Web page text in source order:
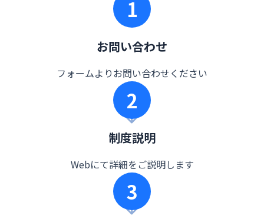
1
お問い合わせ
フォームよりお問い合わせください
2
制度説明
Webにて詳細をご説明します
3